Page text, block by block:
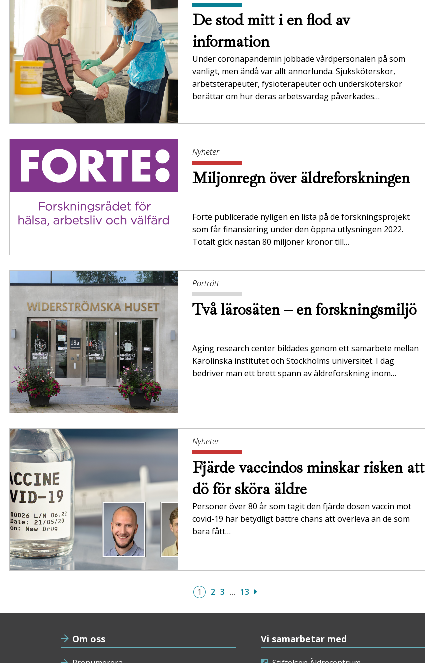
De stod mitt i en flod av
information
Under coronapandemin jobbade vårdpersonalen på som
vanligt, men ändå var allt annorlunda. Sjuksköterskor,
arbetsterapeuter, fysioterapeuter och undersköterskor
berättar om hur deras arbetsvardag påverkades…
Nyheter
Miljonregn över äldreforskningen
Forte publicerade nyligen en lista på de forskningsprojekt
som får finansiering under den öppna utlysningen 2022.
Totalt gick nästan 80 miljoner kronor till…
Porträtt
Två lärosäten – en forskningsmiljö
Aging research center bildades genom ett samarbete mellan
Karolinska institutet och Stockholms universitet. I dag
bedriver man ett brett spann av äldreforskning inom…
Nyheter
Fjärde vaccindos minskar risken att
dö för sköra äldre
Personer över 80 år som tagit den fjärde dosen vaccin mot
covid-19 har betydligt bättre chans att överleva än de som
bara fått…
1 2 3 … 13
Om oss Vi samarbetar med